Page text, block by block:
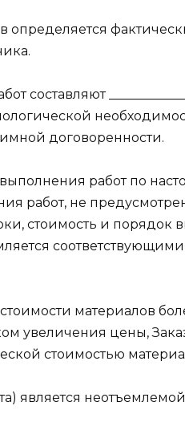
определяется
составляют
договоренности.
выполнения работ по
работ, не
стоимость и
материалов
увеличения цены,
стоимостью
является